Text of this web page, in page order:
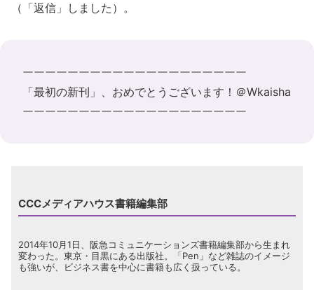
（「返信」しました）。
ーーーーーーーーーーーーーーーーーーーー
「最初の新刊」、おめでとうございます！＠Wkaisha
ーーーーーーーーーーーーーーーーーーーー
CCCメディアハウス書籍編集部
2014年10月1日、阪急コミュニケーションズ書籍編集部から生まれ
変わった。東京・目黒にある出版社。「Pen」など雑誌のイメージ
も強いが、ビジネス書を中心に書籍も広く扱っている。